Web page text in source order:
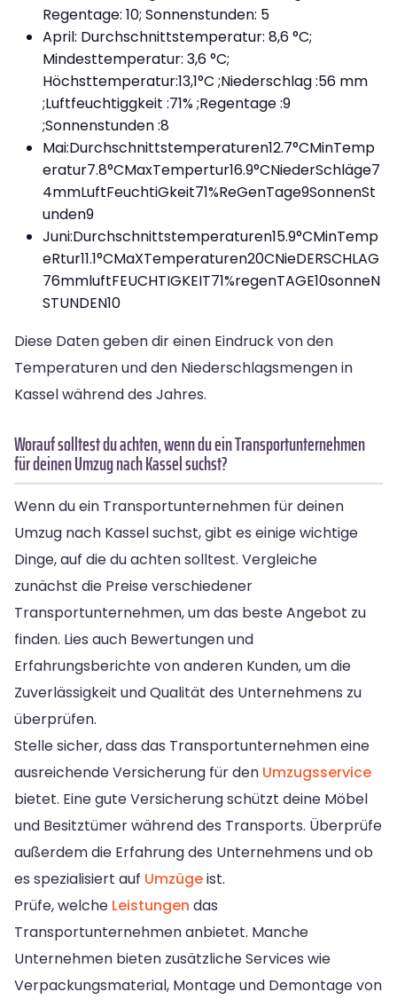
Regentage: 10; Sonnenstunden: 5
April: Durchschnittstemperatur: 8,6 °C;
Mindesttemperatur: 3,6 °C;
Höchsttemperatur:13,1°C ;Niederschlag :56 mm
;Luftfeuchtiggkeit :71% ;Regentage :9
;Sonnenstunden :8
Mai:Durchschnittstemperaturen12.7°CMinTemp
eratur7.8°CMaxTempertur16.9°CNiederSchläge7
4mmLuftFeuchtiGkeit71%ReGenTage9SonnenSt
unden9
Juni:Durchschnittstemperaturen15.9°CMinTemp
eRtur11.1°CMaXTemperaturen20CNieDERSCHLAG
76mmluftFEUCHTIGKEIT71%regenTAGE10sonneN
STUNDEN10
Diese Daten geben dir einen Eindruck von den
Temperaturen und den Niederschlagsmengen in
Kassel während des Jahres.
Worauf solltest du achten, wenn du ein Transportunternehmen
für deinen Umzug nach Kassel suchst?
Wenn du ein Transportunternehmen für deinen
Umzug nach Kassel suchst, gibt es einige wichtige
Dinge, auf die du achten solltest. Vergleiche
zunächst die Preise verschiedener
Transportunternehmen, um das beste Angebot zu
finden. Lies auch Bewertungen und
Erfahrungsberichte von anderen Kunden, um die
Zuverlässigkeit und Qualität des Unternehmens zu
überprüfen.
Stelle sicher, dass das Transportunternehmen eine
ausreichende Versicherung für den Umzugsservice
bietet. Eine gute Versicherung schützt deine Möbel
und Besitztümer während des Transports. Überprüfe
außerdem die Erfahrung des Unternehmens und ob
es spezialisiert auf Umzügeist.
Prüfe, welche Leistungen das
Transportunternehmen anbietet. Manche
Unternehmen bieten zusätzliche Services wie
Verpackungsmaterial, Montage und Demontage von